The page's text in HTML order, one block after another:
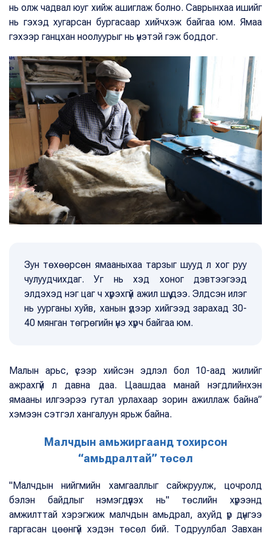
нь олж чадвал юуг хийж ашиглаж болно. Саврынхаа ишийг
нь гэхэд хугарсан бургасаар хийчхэж байгаа юм. Ямаа
гэхээр ганцхан ноолуурыг нь үнэтэй гэж боддог.
Зун төхөөрсөн ямааныхаа тарзыг шууд л хог руу
чулуудчихдаг. Уг нь хэд хоног дэвтээгээд
элдэхэд нэг цаг ч хүрэхгүй ажил шүү дээ. Элдсэн илэг
нь уурганы хуйв, ханын үдээр хийгээд зарахад 30-
40 мянган төгрөгийн үнэ хүрч байгаа юм.
Малын арьс, үсээр хийсэн эдлэл бол 10-аад жилийг
ажрахгүй л давна даа. Цаашдаа манай нэгдлийнхэн
ямааны илгээрээ гутал урлахаар зорин ажиллаж байна”
хэмээн сэтгэл хангалуун ярьж байна.
Малчдын амьжиргаанд тохирсон
“амьдралтай” төсөл
"Малчдын нийгмийн хамгааллыг сайжруулж, цочролд
бэлэн байдлыг нэмэгдүүлэх нь" төслийн хүрээнд
амжилттай хэрэгжиж малчдын амьдрал, ахуйд үр дүнгээ
гаргасан цөөнгүй хэдэн төсөл бий. Тодруулбал Завхан